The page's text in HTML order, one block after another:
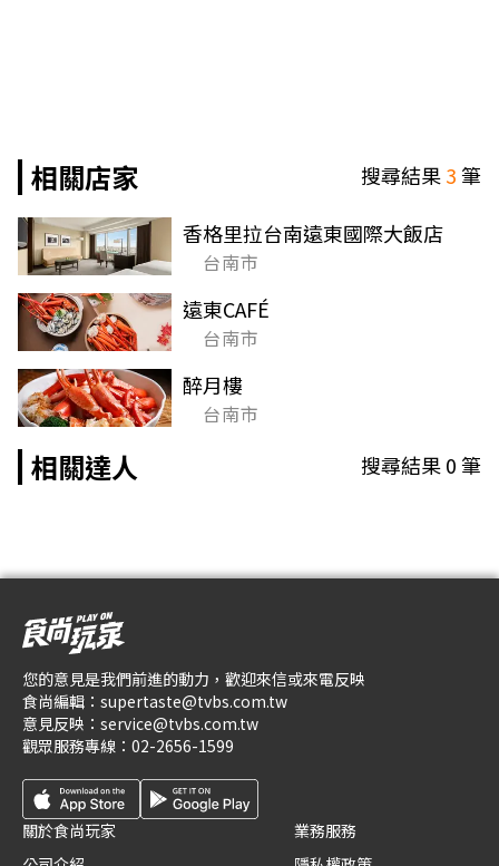
相關店家 搜尋結果3筆
香格里拉台南遠東國際大飯店
台南市
遠東CAFÉ
台南市
醉月樓
台南市
相關達人 搜尋結果0筆
您的意見是我們前進的動力，歡迎來信或來電反映
食尚編輯： supertaste@tvbs.com.tw
意見反映： service@tvbs.com.tw
觀眾服務專線： 02-2656-1599
關於食尚玩家
業務服務